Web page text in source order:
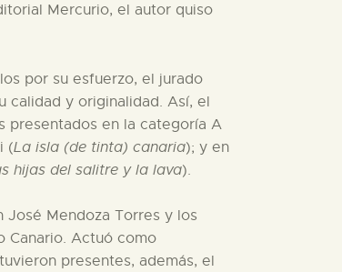
Mercurio, el autor quiso
por su esfuerzo, el jurado
calidad y originalidad. Así, el
presentados en la categoría A
(La isla (de tinta) canaria); y en
hijas del salitre y la lava).
Mendoza Torres y los
Canario. Actuó como
presentes, además, el